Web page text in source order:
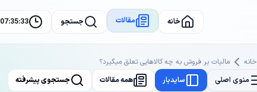
خانه مقالات جستجو 07:35:33 | ۱۴۰۵/۰۵/۱۷
خانه
مالیات بر فروش به چه کالاهایی تعلق میگیرد؟
منوی اصلی
سایدبار همه مقالات جستجوی پیشرفته